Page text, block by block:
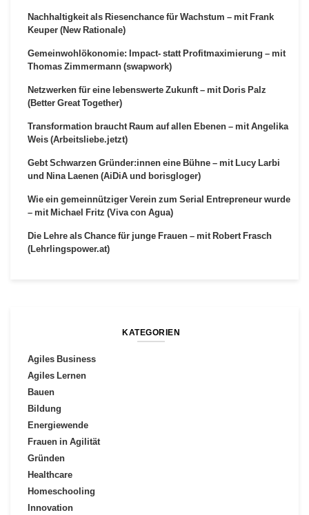
Nachhaltigkeit als Riesenchance für Wachstum – mit Frank
Keuper (New Rationale)
Gemeinwohlökonomie: Impact- statt Profitmaximierung – mit
Thomas Zimmermann (swapwork)
Netzwerken für eine lebenswerte Zukunft – mit Doris Palz
(Better Great Together)
Transformation braucht Raum auf allen Ebenen – mit Angelika
Weis (Arbeitsliebe.jetzt)
Gebt Schwarzen Gründer:innen eine Bühne – mit Lucy Larbi
und Nina Laenen (AiDiA und borisgloger)
Wie ein gemeinnütziger Verein zum Serial Entrepreneur wurde
– mit Michael Fritz (Viva con Agua)
Die Lehre als Chance für junge Frauen – mit Robert Frasch
(Lehrlingspower.at)
KATEGORIEN
Agiles Business
Agiles Lernen
Bauen
Bildung
Energiewende
Frauen in Agilität
Gründen
Healthcare
Homeschooling
Innovation